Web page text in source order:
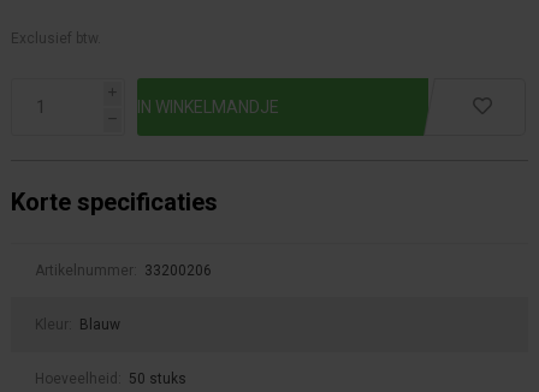
Exclusief btw.
i
h
Korte specificaties
Artikelnummer: 33200206
Kleur: Blauw
Hoeveelheid: 50 stuks